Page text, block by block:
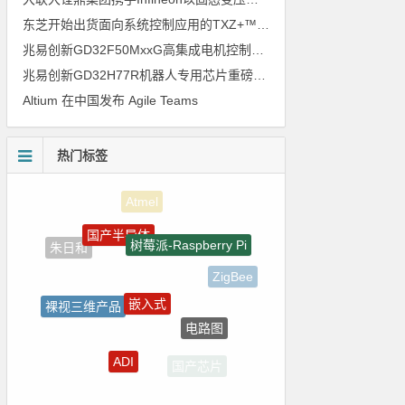
兆易创新GD32H77R机器人专用芯片重磅亮相，精准赋能伺服驱动与关节控制
Altium 在中国发布 Agile Teams
热门标签
朱日和
树莓派-Raspberry Pi
ZigBee